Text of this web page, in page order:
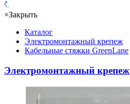
×Закрыть
Каталог
Электромонтажный крепеж
Кабельные стяжки GreenLane
Электромонтажный крепеж